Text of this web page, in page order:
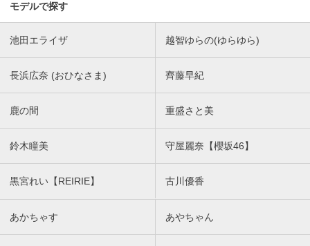
モデルで探す
池田エライザ 越智ゆらの(ゆらゆら)
長浜広奈 (おひなさま) 齊藤早紀
鹿の間 重盛さと美
鈴木瞳美 守屋麗奈【櫻坂46】
黒宮れい【REIRIE】 古川優香
あかちゃす あやちゃん